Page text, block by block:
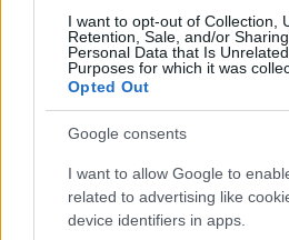
I want to opt-out of Collection,
Retention, Sale, and/or
Personal Data that Is
Purposes for which it was
Opted Out
Google consents
I want to allow Google to
related to advertising like
device identifiers in apps.
Β.Σ. Καρούλιας: Τζίρος 98,7 εκατ.
57% - Τα νέα στοιχήματα σε low &